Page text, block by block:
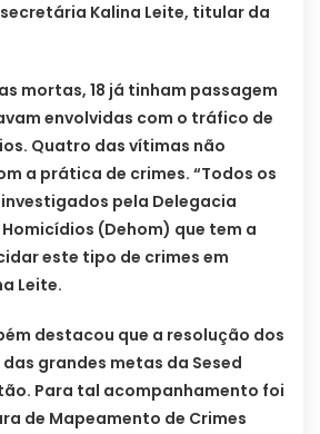
Kalina Leite, titular da
mortas, 18 já tinham passagem
envolvidas com o tráfico de
Quatro das vítimas não
a prática de crimes. “Todos os
pela Delegacia
(Dehom) que tem a
este tipo de crimes em
Leite.
destacou que a resolução dos
grandes metas da Sesed
Para tal acompanhamento foi
de Mapeamento de Crimes